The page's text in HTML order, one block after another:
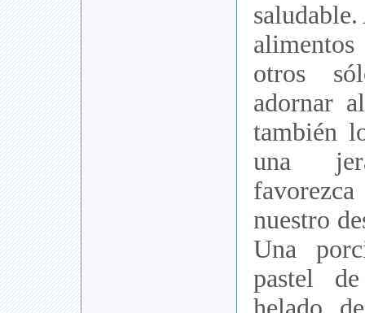
alimentos
otros
adornar
también
una
nuestro
Una
pastel